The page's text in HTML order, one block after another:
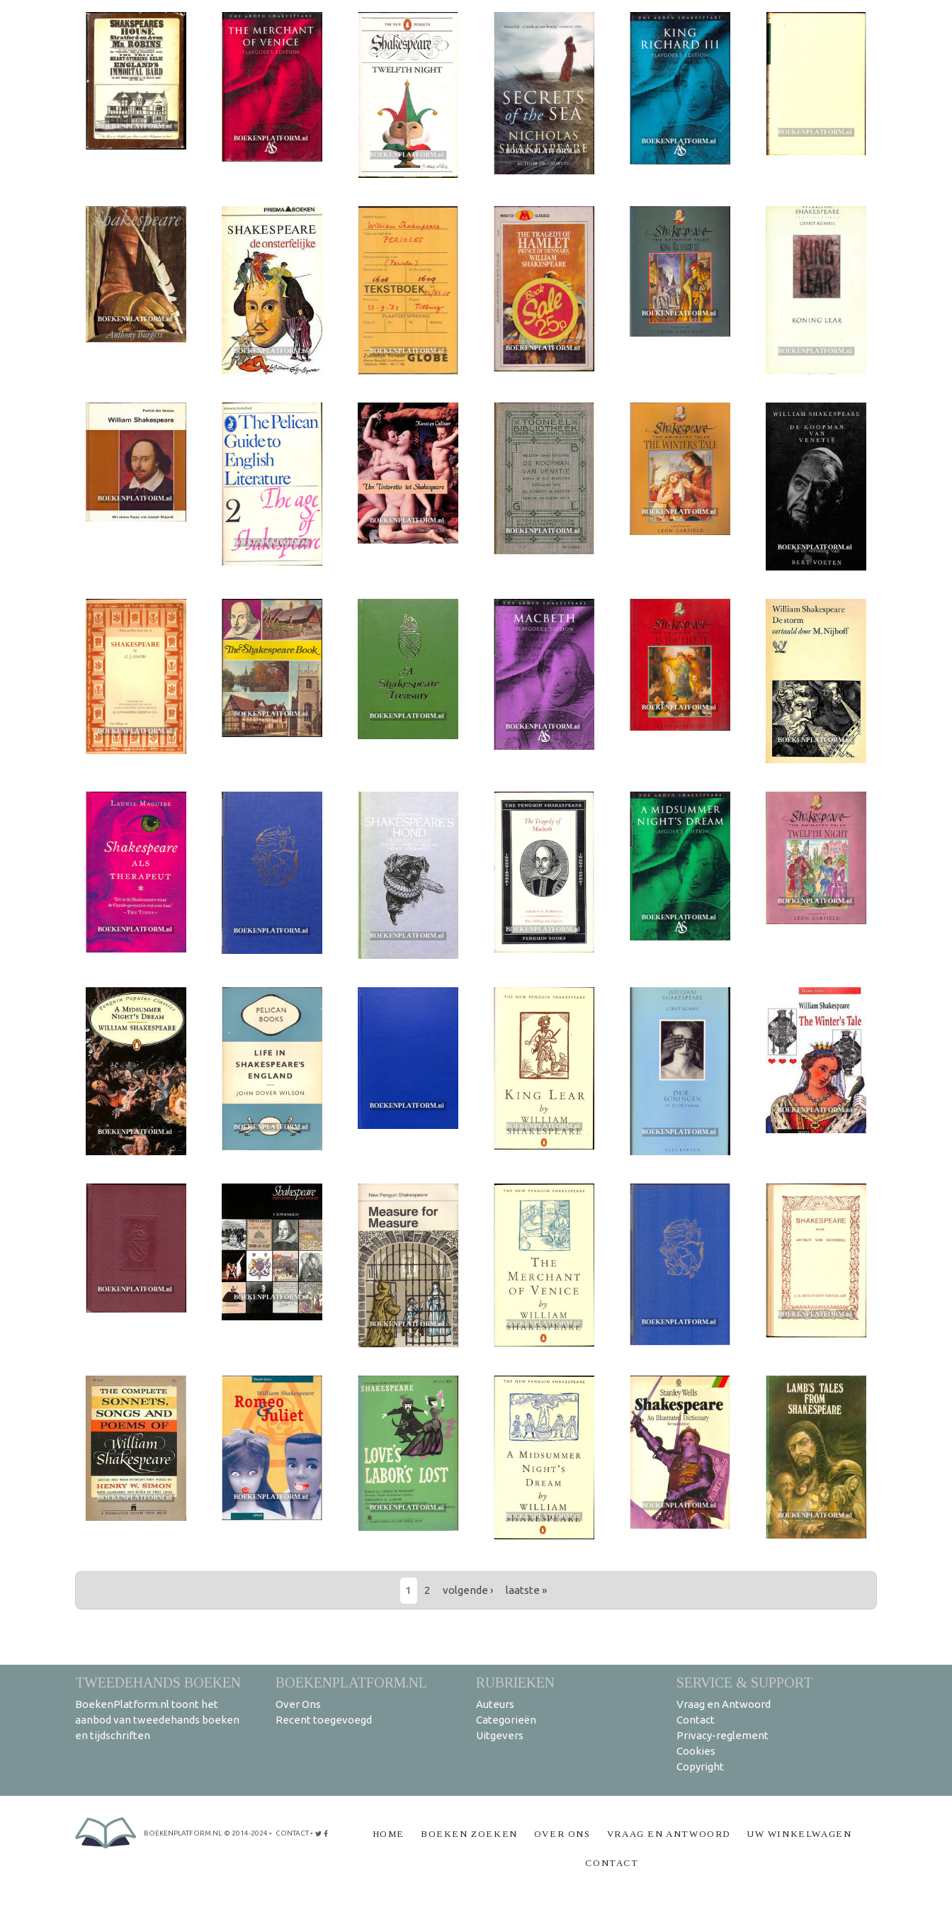
PAGINA'S 1 2 volgende › laatste »
TWEEDEHANDS BOEKEN
BoekenPlatform.nl toont het
aanbod van tweedehands boeken
en tijdschriften
BOEKENPLATFORM.NL
Over Ons
Recent toegevoegd
RUBRIEKEN
Auteurs
Categorieën
Uitgevers
SERVICE & SUPPORT
Vraag en Antwoord
Contact
Privacy-reglement
Cookies
Copyright
BOEKENPLATFORM.NL © 2014-2024 • CONTACT• HOME BOEKEN ZOEKEN OVER ONS VRAAG EN ANTWOORD UW WINKELWAGEN
CONTACT